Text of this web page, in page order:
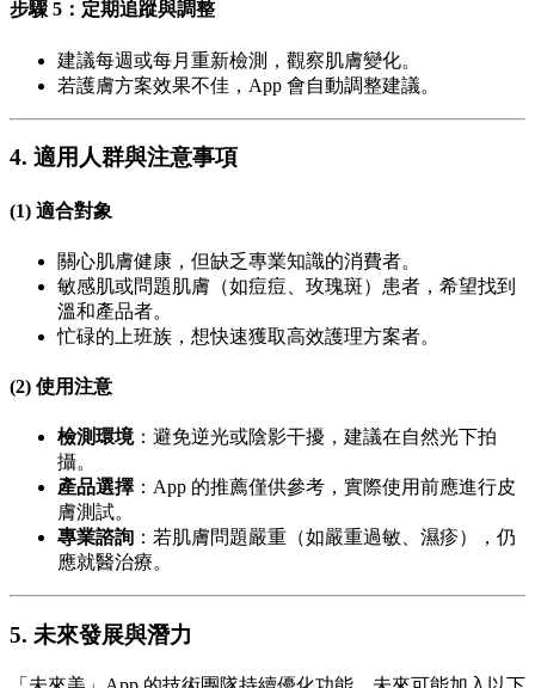
步驟 5：定期追蹤與調整
建議每週或每月重新檢測，觀察肌膚變化。
若護膚方案效果不佳，App 會自動調整建議。
4. 適用人群與注意事項
(1) 適合對象
關心肌膚健康，但缺乏專業知識的消費者。
敏感肌或問題肌膚（如痘痘、玫瑰斑）患者，希望找到
溫和產品者。
忙碌的上班族，想快速獲取高效護理方案者。
(2) 使用注意
檢測環境：避免逆光或陰影干擾，建議在自然光下拍
攝。
產品選擇 ：App 的推薦僅供參考，實際使用前應進行皮
膚測試。
專業諮詢 ：若肌膚問題嚴重（如嚴重過敏、濕疹），仍
應就醫治療。
5. 未來發展與潛力